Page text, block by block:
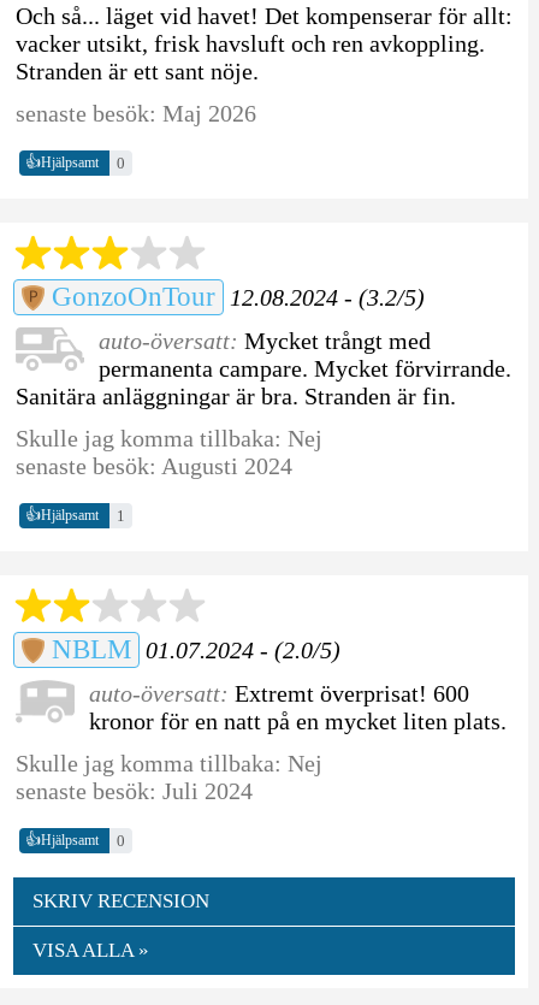
Och så... läget vid havet! Det kompenserar för allt:
vacker utsikt, frisk havsluft och ren avkoppling.
Stranden är ett sant nöje.
senaste besök: Maj 2026
👍Hjälpsamt 0
GonzoOnTour
12.08.2024 - (3.2/5)
auto-översatt: Mycket trångt med
permanenta campare. Mycket förvirrande.
Sanitära anläggningar är bra. Stranden är fin.
Skulle jag komma tillbaka: Nej
senaste besök: Augusti 2024
👍Hjälpsamt 1
NBLM 01.07.2024 - (2.0/5)
auto-översatt: Extremt överprisat! 600
kronor för en natt på en mycket liten plats.
Skulle jag komma tillbaka: Nej
senaste besök: Juli 2024
👍Hjälpsamt 0
SKRIV RECENSION
VISA ALLA »